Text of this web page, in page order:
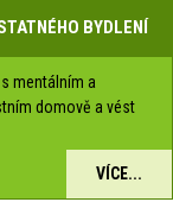
BYDLENÍ
mentálním a
domově a vést
VÍCE...